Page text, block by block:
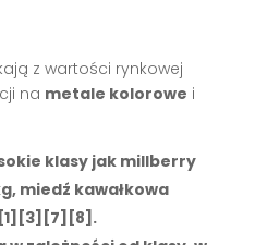
z wartości rynkowej
na metale kolorowe i
klasy jak millberry
miedź kawałkowa
[1][3][7][8].